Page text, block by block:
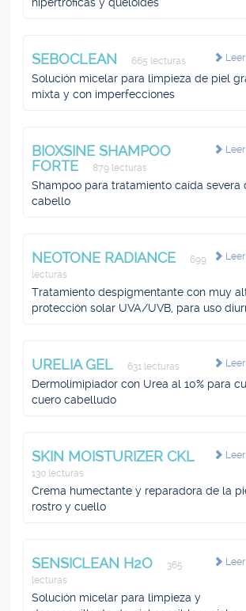
SEBOCLEAN 665 lecturas
Solución micelar para limpieza de piel
mixta y con imperfecciones
BIOXSINE SHAMPOO
FORTE
879 lecturas
Shampoo para tratamiento caída severa
cabello
NEOTONE RADIANCE
699
lecturas
Tratamiento despigmentante con muy
protección solar UVA/UVB, para uso
URELIA GEL 631 lecturas
Dermolimipiador con Urea al 10% para
cuero cabelludo
SKIN MOISTURIZER CKL
130 lecturas
Crema humectante y reparadora de la
rostro y cuello
SENSICLEAN H2O
365
lecturas
Solución micelar para limpieza y